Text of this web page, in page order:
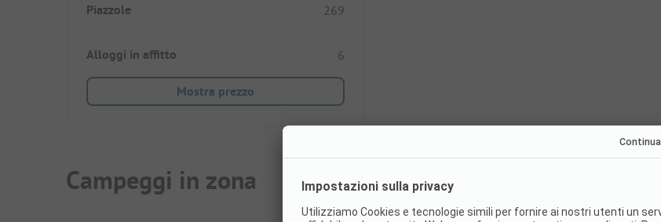
Piazzole 269
Alloggi in affitto 6
Mostra prezzo
Campeggi in zona